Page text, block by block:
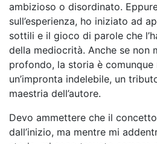
ambizioso o disordinato.
sull’esperienza, ho iniziato ad
sottili e il gioco di parole che
della mediocrità. Anche se non
profondo, la storia è comunque
un’impronta indelebile, un
maestria dell’autore.
Devo ammettere che il
dall’inizio, ma mentre mi